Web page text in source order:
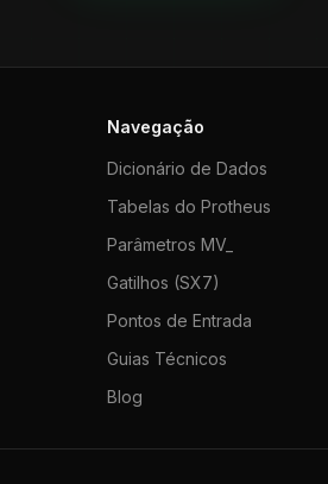
Navegação
Dicionário de Dados
Tabelas do Protheus
Parâmetros MV_
Gatilhos (SX7)
Pontos de Entrada
Guias Técnicos
Blog